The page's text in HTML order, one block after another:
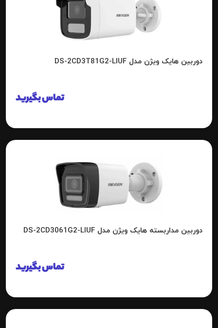
دوربین هایک ویژن مدل DS-2CD3T81G2-LIUF
تماس بگیرید
دوربین مداربسته هایک ویژن مدل DS-2CD3061G2-LIUF
تماس بگیرید